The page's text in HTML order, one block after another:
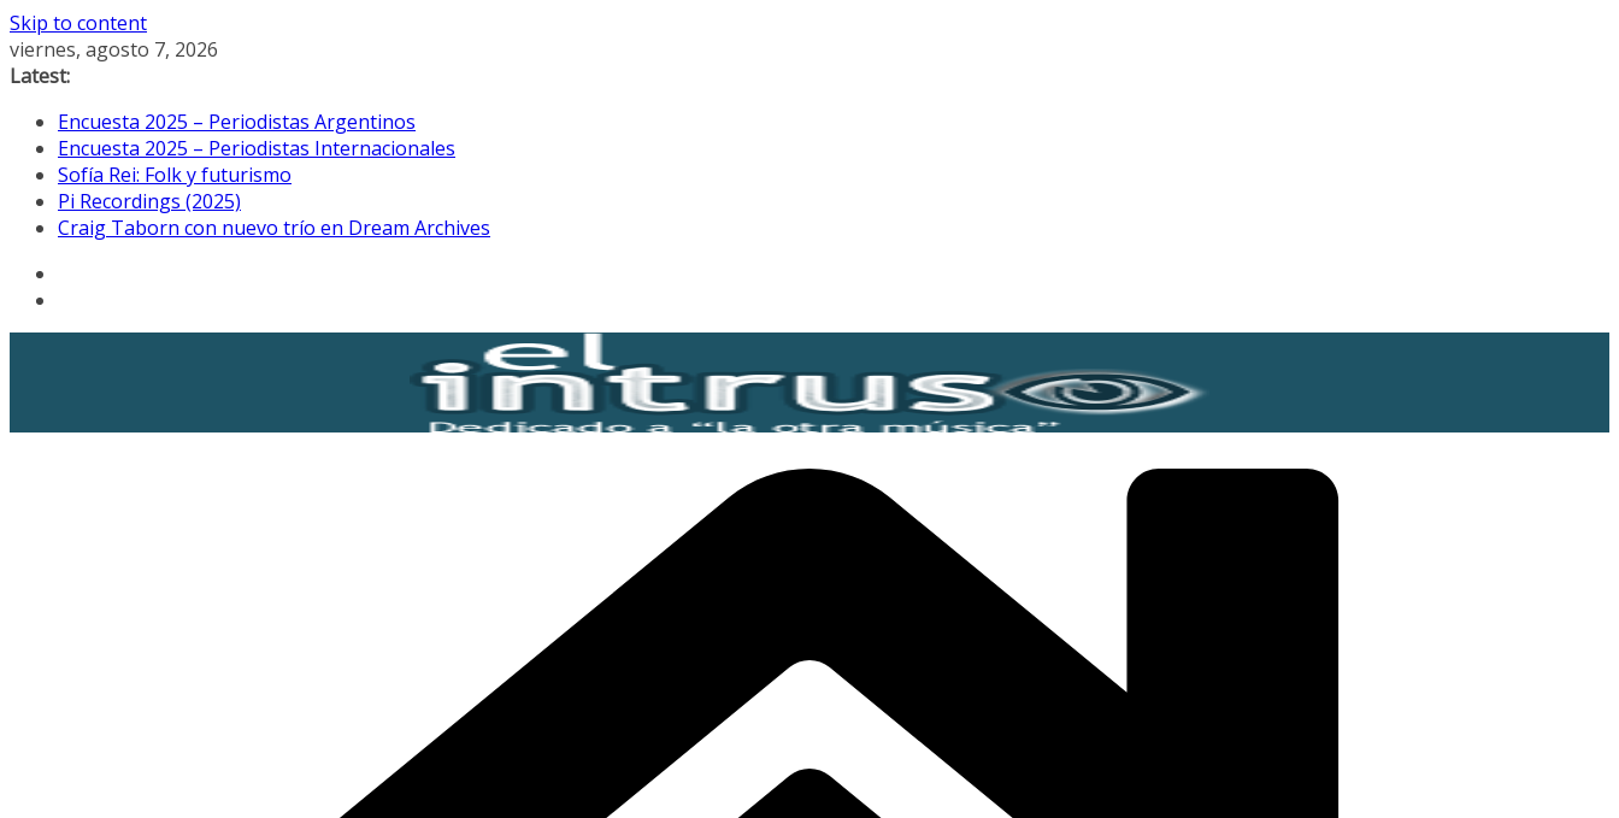
Skip to content
viernes, agosto 7, 2026
Latest:
Encuesta 2025 – Periodistas Argentinos
Encuesta 2025 – Periodistas Internacionales
Sofía Rei: Folk y futurismo
Pi Recordings (2025)
Craig Taborn con nuevo trío en Dream Archives